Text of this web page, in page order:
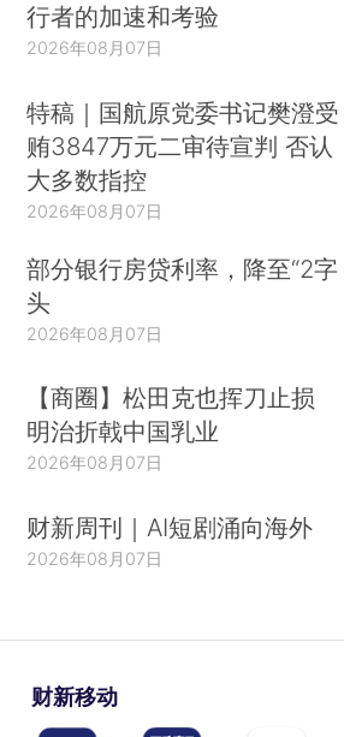
行者的加速和考验
2026年08月07日
特稿｜国航原党委书记樊澄受
贿3847万元二审待宣判 否认
大多数指控
2026年08月07日
部分银行房贷利率，降至“2字
头
2026年08月07日
【商圈】松田克也挥刀止损
明治折戟中国乳业
2026年08月07日
财新周刊｜AI短剧涌向海外
2026年08月07日
财新移动